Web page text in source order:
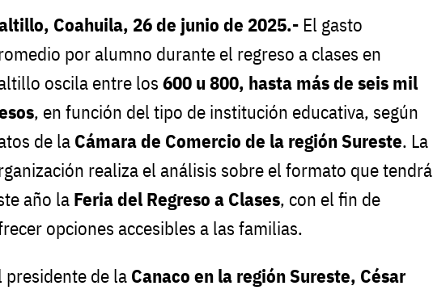
Coahuila, 26 de junio de 2025.- El gasto
por alumno durante el regreso a clases en
oscila entre los 600 u 800, hasta más de seis mil
, en función del tipo de institución educativa, según
de la Cámara de Comercio de la región Sureste. La
realiza el análisis sobre el formato que tendrá
año la Feria del Regreso a Clases, con el fin de
opciones accesibles a las familias.
presidente de la Canaco en la región Sureste, César